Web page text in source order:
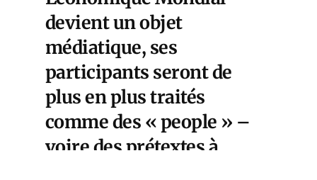
devient un objet
médiatique, ses
participants seront de
plus en plus traités
comme des « people » –
voire des prétextes à